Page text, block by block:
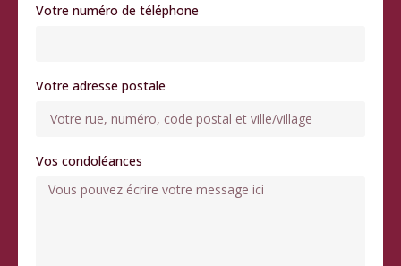
Votre numéro de téléphone
Votre adresse postale
Vos condoléances